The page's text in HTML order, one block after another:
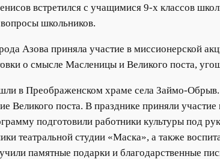
встретился с учащимися 9-х классов
школьников.
Азова приняла участие в миссионерской
о смысле Масленицы и Великого поста,
в Преображенском храме села Займо-
поста. В празднике приняли участие
подготовили работники культуры под
театральной студии «Маска», а также
памятные подарки и благодарственные